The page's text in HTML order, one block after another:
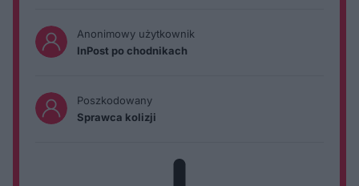
Anonimowy użytkownik
InPost po chodnikach
Poszkodowany
Sprawca kolizji